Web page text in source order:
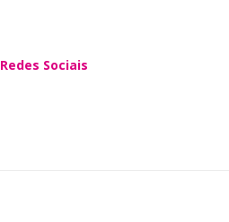
Redes Sociais